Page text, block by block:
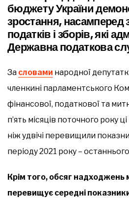
бюджету України
зростання, насамперед
податків і зборів, які
Державна податкова
За словами народної
членкині парламентського
фінансової, податкової та
п’ять місяців поточного року
ніж удвічі перевищили
періоду 2021 року –
Крім того, обсяг
перевищує середні